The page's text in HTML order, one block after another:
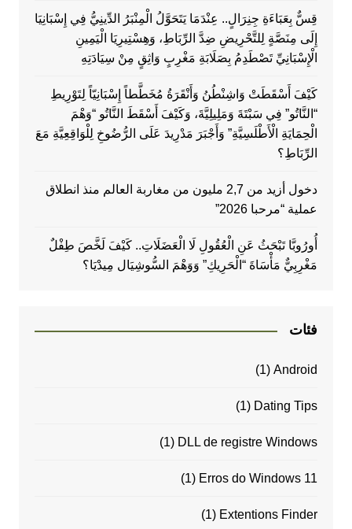
قِسٌّ بِعَبَاءَةِ جِنِرَالٍ.. عِنْدَمَا يَتَحَوَّلُ الْمِنْبَرُ الدِّينِيُّ فِي إِسْبَانِيَا
إِلَى مِنَصَّةٍ لِلتَّحْرِيضِ ضِدَّ الرِّبَاطِ، وَهِسْتِيرِيَا الْيَمِينِ
الْإِسْبَانِيِّ تَصْطَدِمُ بِصَلَابَةِ مَغْرِبٍ وَاثِقٍ مِنْ سِيَادَتِهِ
كَيْفَ أَسْقَطَتْ وَاشِنْطُنُ وَأَنْقَرَةُ مُخَطَّطاً إِسْبَانِيّاً لِتَوْرِيطِ
“النَّاتُو” فِي سَبْتَةَ وَمَلِيلِيَّةَ، وَكَيْفَ أَسْقَطَ النَّاتُو “وَهْمَ
الْحِمَايَةِ الْأَطْلَسِيَّةِ” وَأَجْبَرَ مَدْرِيدَ عَلَى الرُّضُوخِ لِلْوَاقِعِيَّةِ مَعَ
الرِّبَاطِ؟
دخول أزيد من 2,7 مليون من مغاربة العالم منذ انطلاق
عملية “مرحبا 2026”
أُورُوبَّا تَبْحَثُ عَنِ الْعُقُولِ لَا الْعَضَلَاتِ.. كَيْفَ لَخَّصَ طِفْلٌ
مَغْرِبِيٌّ مَأْسَاةَ “الْحَرِيكِ” وَوَهْمَ السُّوشِيَال مِيدْيَا؟
فئات
Android
(1)
Dating Tips
(1)
DLL de registre Windows
(1)
Erros do Windows 11
(1)
Extentions Finder
(1)